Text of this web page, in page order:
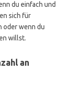
du einfach und
sich für
oder wenn du
willst.
an